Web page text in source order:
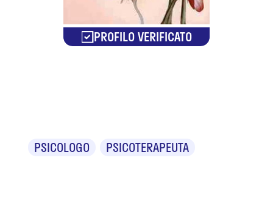
PROFILO VERIFICATO
PSICOLOGO PSICOTERAPEUTA